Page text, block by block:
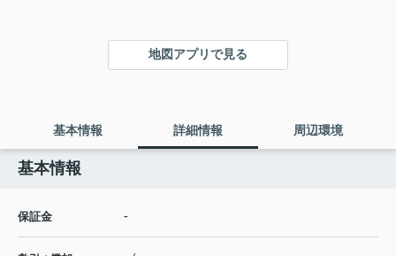
地図アプリで見る
基本情報 詳細情報 周辺環境
基本情報
保証金 -